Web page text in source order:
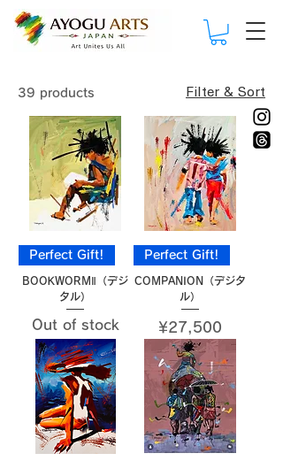
39 products Filter & Sort
Perfect Gift!
BOOKWORMⅡ（デジ
タル）
Out of stock
Perfect Gift!
COMPANION（デジタ
ル）
Price
¥27,500